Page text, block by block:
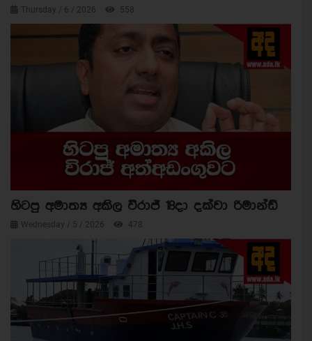
Thursday / 6 / 2026 558
හිටපු අමාත්‍ය අකිල විරාජ් 18දා දක්වා රිමාන්ඩ්
Wednesday / 5 / 2026 478